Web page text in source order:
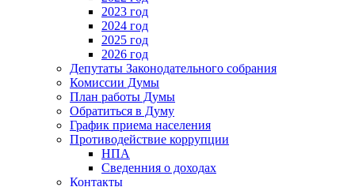
2023 год
2024 год
2025 год
2026 год
Депутаты Законодательного собрания
Комиссии Думы
План работы Думы
Обратиться в Думу
График приема населения
Противодействие коррупции
НПА
Сведенния о доходах
Контакты